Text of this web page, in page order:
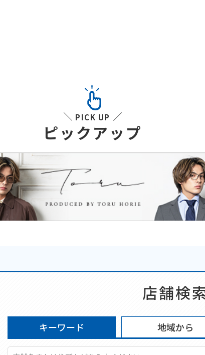
PICK UP
ピックアップ
店舗検
キーワード 地域から